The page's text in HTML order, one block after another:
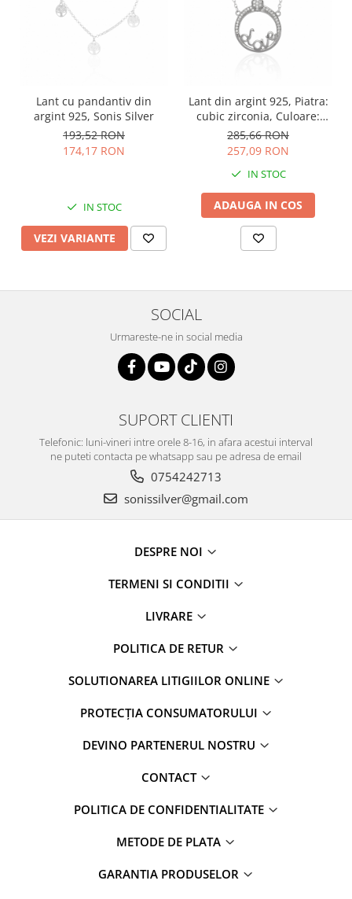
Lant cu pandantiv din
argint 925, Sonis Silver
193,52 RON
174,17 RON
IN STOC
VEZI VARIANTE
Lant din argint 925, Piatra:
cubic zirconia, Culoare:
transparenta, Sonis Silver
285,66 RON
257,09 RON
IN STOC
ADAUGA IN COS
SOCIAL
Urmareste-ne in social media
SUPORT CLIENTI
Telefonic: luni-vineri intre orele 8-16, in afara acestui interval
ne puteti contacta pe whatsapp sau pe adresa de email
0754242713
sonissilver@gmail.com
DESPRE NOI
TERMENI SI CONDITII
LIVRARE
POLITICA DE RETUR
SOLUTIONAREA LITIGIILOR ONLINE
PROTECȚIA CONSUMATORULUI
DEVINO PARTENERUL NOSTRU
CONTACT
POLITICA DE CONFIDENTIALITATE
METODE DE PLATA
GARANTIA PRODUSELOR